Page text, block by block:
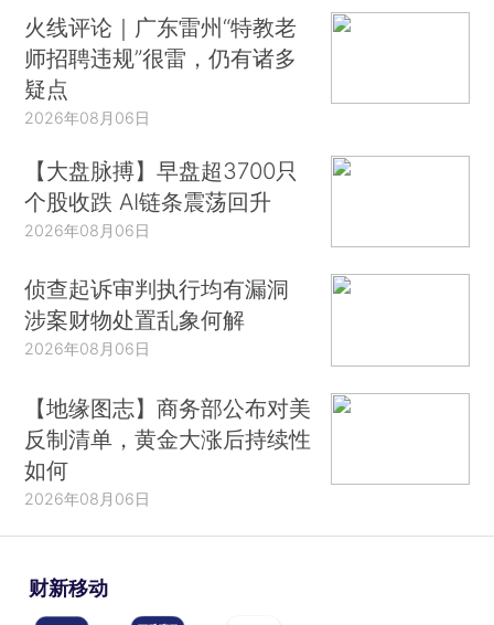
火线评论｜广东雷州“特教老
师招聘违规”很雷，仍有诸多
疑点
2026年08月06日
【大盘脉搏】早盘超3700只
个股收跌 AI链条震荡回升
2026年08月06日
侦查起诉审判执行均有漏洞
涉案财物处置乱象何解
2026年08月06日
【地缘图志】商务部公布对美
反制清单，黄金大涨后持续性
如何
2026年08月06日
财新移动